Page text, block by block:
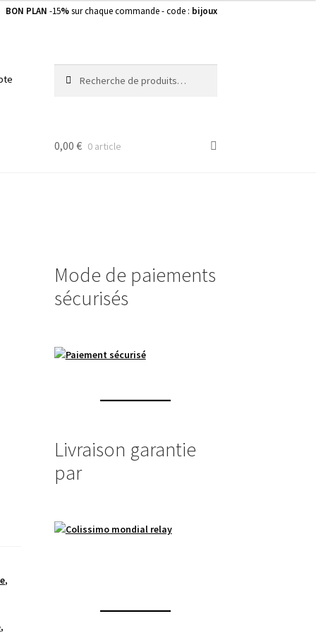
BON PLAN -15%sur chaque commande - code : bijoux
pour :
0,00 € 0 article
,
,
Mode de paiements
sécurisés
Livraison garantie
par